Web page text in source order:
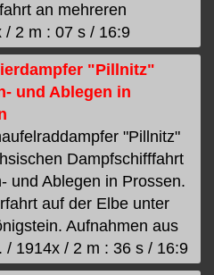
an mehreren
/ 2 m : 07 s / 16:9
"Pillnitz"
und Ablegen in
"Pillnitz"
Dampfschifffahrt
und Ablegen in Prossen.
auf der Elbe unter
Aufnahmen aus
/ 1914x / 2 m : 36 s / 16:9